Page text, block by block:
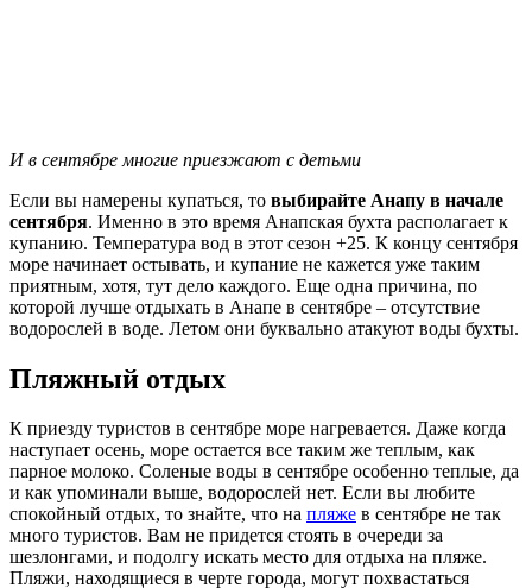
И в сентябре многие приезжают с детьми
Если вы намерены купаться, то выбирайте Анапу в начале
сентября. Именно в это время Анапская бухта располагает к
купанию. Температура вод в этот сезон +25. К концу сентября
море начинает остывать, и купание не кажется уже таким
приятным, хотя, тут дело каждого. Еще одна причина, по
которой лучше отдыхать в Анапе в сентябре – отсутствие
водорослей в воде. Летом они буквально атакуют воды бухты.
Пляжный отдых
К приезду туристов в сентябре море нагревается. Даже когда
наступает осень, море остается все таким же теплым, как
парное молоко. Соленые воды в сентябре особенно теплые, да
и как упоминали выше, водорослей нет. Если вы любите
спокойный отдых, то знайте, что на пляже в сентябре не так
много туристов. Вам не придется стоять в очереди за
шезлонгами, и подолгу искать место для отдыха на пляже.
Пляжи, находящиеся в черте города, могут похвастаться